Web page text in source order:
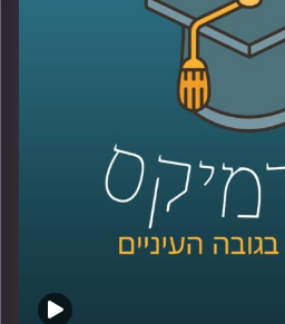
אחרים, אבל יש לזה גם
שהבחנתם באחד או